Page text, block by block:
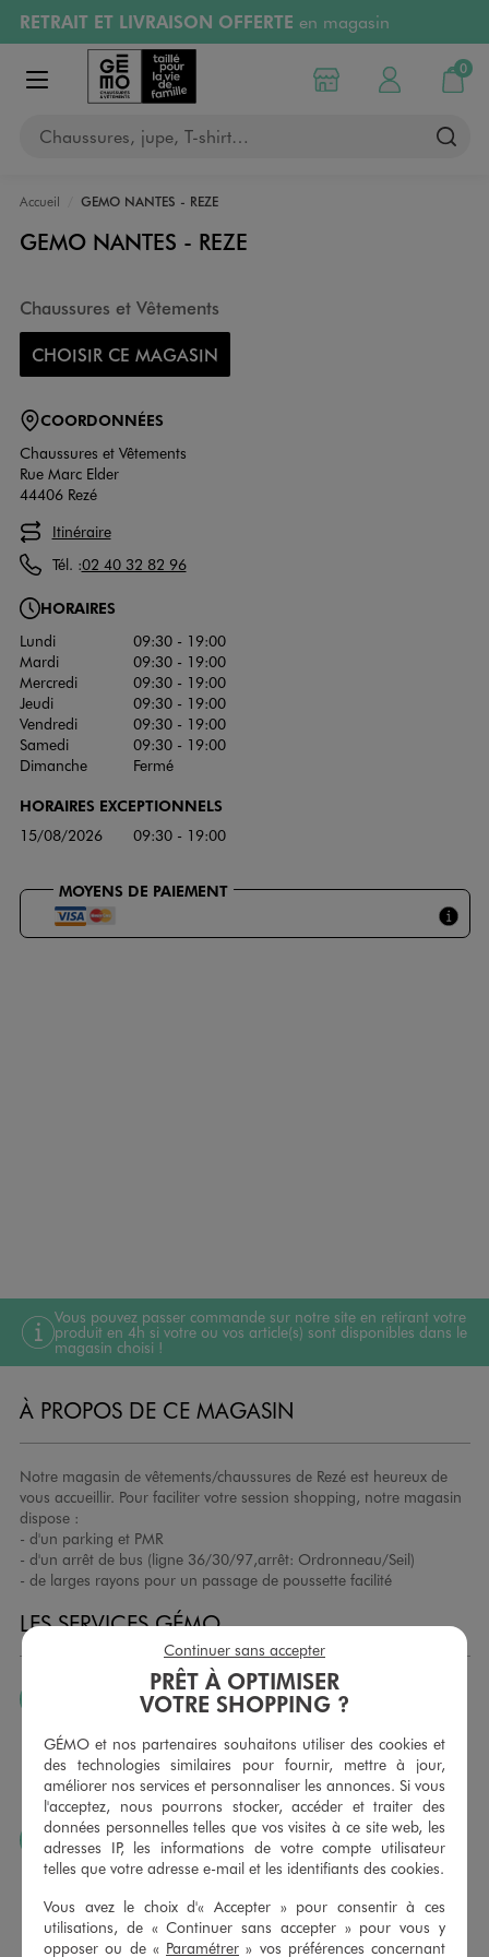
Aller au contenu principal
Aller à la navigation
RETRAIT ET LIVRAISON OFFERTE en magasin
Retours OFFERTSpendant 30 jours
PAYEZ EN 3x SANS FRAIS
RÉSERVATION GRATUITE
Afficher le menu
Chaussures, jupe, T-shirt…
Choisir mon magasin
Mon compte
0
Mon
Accueil GEMO NANTES - REZE
GEMO NANTES - REZE
Chaussures et Vêtements
CHOISIR CE MAGASIN
COORDONNÉES
Chaussures et Vêtements
Rue Marc Elder
44406 Rezé
Itinéraire
Tél. :02 40 32 82 96
HORAIRES
Lundi
09:30 - 19:00
Mardi
09:30 - 19:00
Mercredi
09:30 - 19:00
Jeudi
09:30 - 19:00
Vendredi
09:30 - 19:00
Samedi
09:30 - 19:00
Dimanche
Fermé
HORAIRES EXCEPTIONNELS
15/08/2026 09:30 - 19:00
MOYENS DE PAIEMENT
Vous pouvez passer commande sur notre site en retirant votre
produit en 4h si votre ou vos article(s) sont disponibles dans le
magasin choisi !
À PROPOS DE CE MAGASIN
Notre magasin de vêtements/chaussures de Rezé est heureux de
vous accueillir. Pour faciliter votre session shopping, notre magasin
dispose :
- d'un parking et PMR
- d'un arrêt de bus (ligne 36/30/97,arrêt: Ordronneau/Seil)
- de larges rayons pour un passage de poussette facilité
LES SERVICES GÉMO
JE PEUX CHANGER D’AVIS
remboursement pour tout article non porté, non retouché,
sous 30 jours, sur simple présentation du ticket de caisse,
dans tous les magasins GÉMO.
JE PEUX FAIRE RETOUCHER MES ARTICLES
Ourlets, ceintures… vous avez la possibilité de faire
sont à votre disposition sur simple demande. Voir
conditions en magasins.
PRÊT À OPTIMISER
VOTRE SHOPPING ?
GÉMO et nos partenaires souhaitons utiliser des cookies et
des technologies similaires pour fournir, mettre à jour,
améliorer nos services et personnaliser les annonces. Si vous
l'acceptez, nous pourrons stocker, accéder et traiter des
données personnelles telles que vos visites à ce site web, les
adresses IP, les informations de votre compte utilisateur
telles que votre adresse e-mail et les identifiants des cookies.
Vous avez le choix d'« Accepter » pour consentir à ces
utilisations, de « Continuer sans accepter » pour vous y
opposer ou de « Paramétrer » vos préférences concernant
Continuer sans accepter